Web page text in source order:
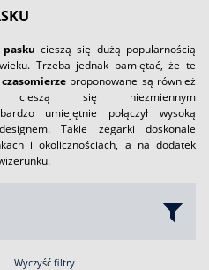
cieszą się dużą popularnością
Trzeba jednak pamiętać, że te
czasomierzeproponowane są również
się niezmiennym
umiejętnie połączył wysoką
Takie zegarki doskonale
i okolicznościach, a na dodatek
Wyczyść filtry